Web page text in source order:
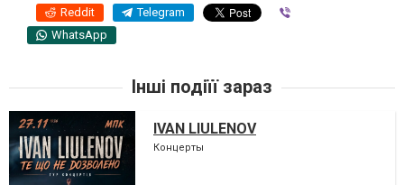
Reddit Telegram
WhatsApp
Інші подіїї зараз
IVAN LIULENOV
Концерты